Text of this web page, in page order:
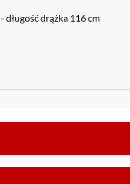
- długość drążka 116 cm